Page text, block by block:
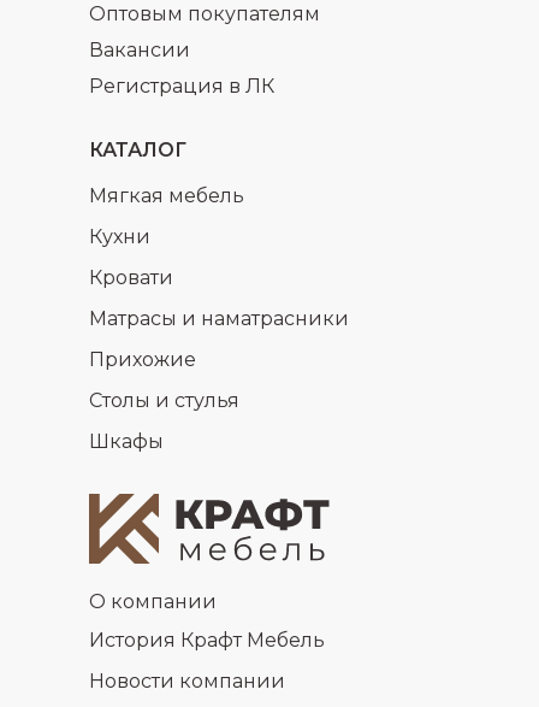
Регистрация в ЛК
Оптовым покупателям
Вакансии
КАТАЛОГ
Кухни
Мягкая мебель
Кровати
Матрасы и наматрасники
Прихожие
Столы и стулья
Шкафы
О компании
История Крафт Мебель
Новости компании